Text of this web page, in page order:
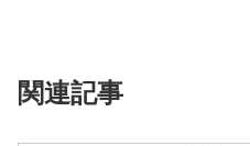
関連記事